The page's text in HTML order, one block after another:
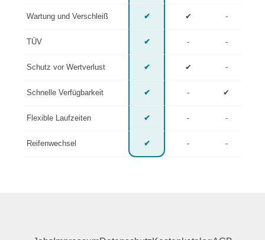
Wartung und Verschleiß ✔ ✔ -
TÜV ✔ - -
Schutz vor Wertverlust ✔ ✔ -
Schnelle Verfügbarkeit ✔ - ✔
Flexible Laufzeiten ✔ - -
Reifenwechsel ✔ - -